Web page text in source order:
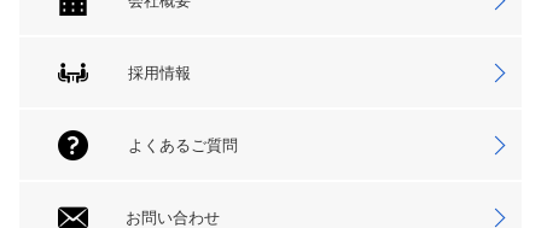
採用情報
よくあるご質問
お問い合わせ